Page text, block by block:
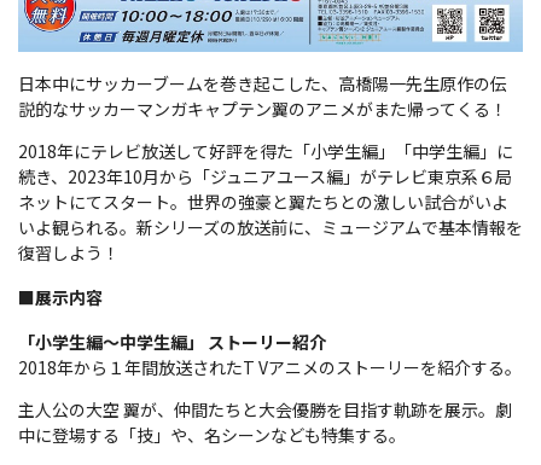
日本中にサッカーブームを巻き起こした、高橋陽一先生原作の伝
説的なサッカーマンガキャプテン翼のアニメがまた帰ってくる！
2018年にテレビ放送して好評を得た「小学生編」「中学生編」に
続き、2023年10月から「ジュニアユース編」がテレビ東京系６局
ネットにてスタート。世界の強豪と翼たちとの激しい試合がいよ
いよ観られる。新シリーズの放送前に、ミュージアムで基本情報を
復習しよう！
■展示内容
「小学生編～中学生編」 ストーリー紹介
2018年から１年間放送されたT Vアニメのストーリーを紹介する。
主人公の大空 翼が、仲間たちと大会優勝を目指す軌跡を展示。劇
中に登場する「技」や、名シーンなども特集する。